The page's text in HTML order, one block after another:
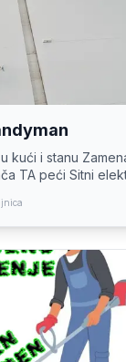
kući i stanu
TA peći Sitni
kupatilu...